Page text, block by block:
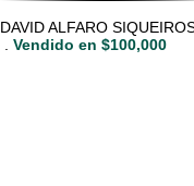
DAVID ALFARO
Vendido en $100,000